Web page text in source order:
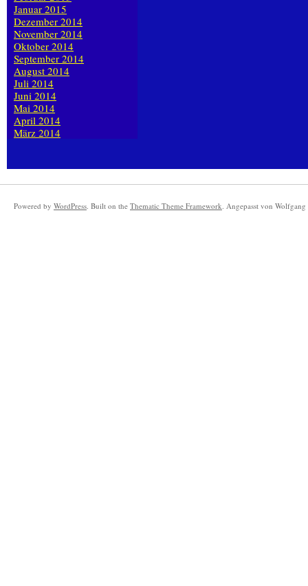
Januar 2015
Dezember 2014
November 2014
Oktober 2014
September 2014
August 2014
Juli 2014
Juni 2014
Mai 2014
April 2014
März 2014
Powered by WordPress. Built on the Thematic Theme Framework. Angepasst von